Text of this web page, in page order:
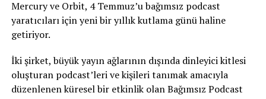
değerlendirdiğini anlatıyor.
Robbins, yapay zekanın, yıllarca çalışmayı öğrendiği
medya ortamının temelini yeniden şekillendirdiğinin
farkında. Ve bu sürecin hızı dikkat gerektiriyor.
“Yapay zekadaki değişim hızını ve yapay zekanın şu anda
Mercury ve Orbit, 4 Temmuz’u bağımsız podcast
yaratıcıları için yeni bir yıllık kutlama günü haline
getiriyor.
İki şirket, büyük yayın ağlarının dışında dinleyici kitlesi
oluşturan podcast’leri ve kişileri tanımak amacıyla
düzenlenen küresel bir etkinlik olan Bağımsız Podcast